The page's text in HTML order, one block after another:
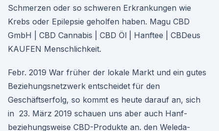
Schmerzen oder so schweren Erkrankungen wie
Krebs oder Epilepsie geholfen haben. Magu CBD
GmbH | CBD Cannabis | CBD Öl | Hanftee | CBDeus
KAUFEN Menschlichkeit.
Febr. 2019 War früher der lokale Markt und ein gutes
Beziehungsnetzwerk entscheidet für den
Geschäftserfolg, so kommt es heute darauf an, sich
in 23. März 2019 schauen uns aber auch Hanf-
beziehungsweise CBD-Produkte an. den Weleda-